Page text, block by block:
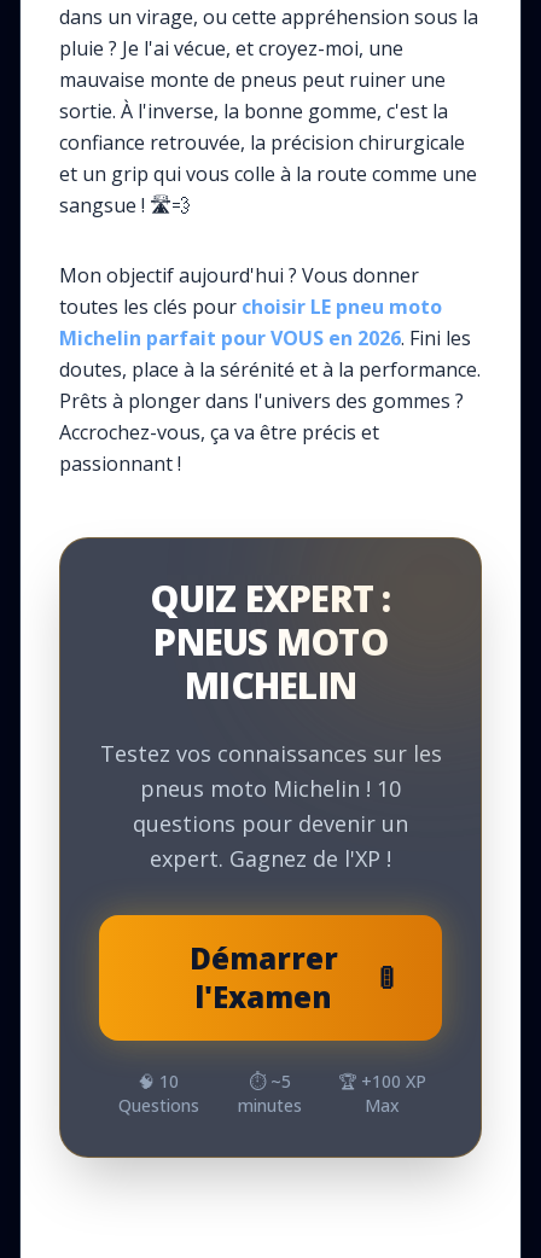
dans un virage, ou cette appréhension sous la
pluie ? Je l'ai vécue, et croyez-moi, une
mauvaise monte de pneus peut ruiner une
sortie. À l'inverse, la bonne gomme, c'est la
confiance retrouvée, la précision chirurgicale
et un grip qui vous colle à la route comme une
sangsue ! 🛣️💨
Mon objectif aujourd'hui ? Vous donner
toutes les clés pour choisir LE pneu moto
Michelin parfait pour VOUS en 2026. Fini les
doutes, place à la sérénité et à la performance.
Prêts à plonger dans l'univers des gommes ?
Accrochez-vous, ça va être précis et
passionnant !
QUIZ EXPERT :
PNEUS MOTO
MICHELIN
Testez vos connaissances sur les
pneus moto Michelin ! 10
questions pour devenir un
expert. Gagnez de l'XP !
Démarrer
l'Examen
🚦
🧠 10
Questions
⏱️ ~5
minutes
🏆 +100 XP
Max